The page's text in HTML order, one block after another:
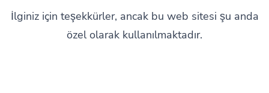
İlginiz için teşekkürler, ancak bu web sitesi şu anda
özel olarak kullanılmaktadır.